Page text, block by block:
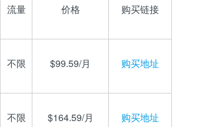
流量 价格 购买链接
不限 $99.59/月 购买地址
不限 $164.59/月 购买地址